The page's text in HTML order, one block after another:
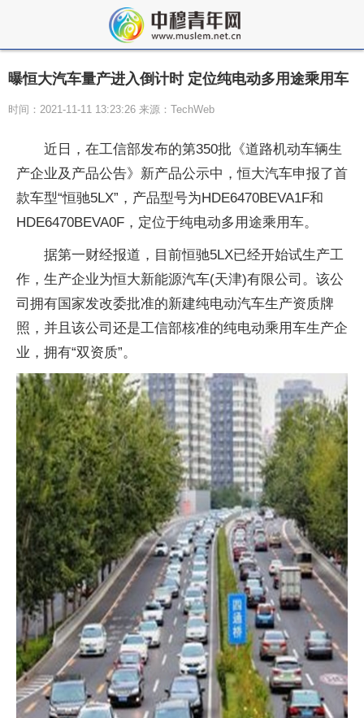
曝恒大汽车量产进入倒计时 定位纯电动多用途乘用车
时间：2021-11-11 13:23:26 来源：TechWeb
近日，在工信部发布的第350批《道路机动车辆生
产企业及产品公告》新产品公示中，恒大汽车申报了首
款车型“恒驰5LX”，产品型号为HDE6470BEVA1F和
HDE6470BEVA0F，定位于纯电动多用途乘用车。
据第一财经报道，目前恒驰5LX已经开始试生产工
作，生产企业为恒大新能源汽车(天津)有限公司。该公
司拥有国家发改委批准的新建纯电动汽车生产资质牌
照，并且该公司还是工信部核准的纯电动乘用车生产企
业，拥有“双资质”。